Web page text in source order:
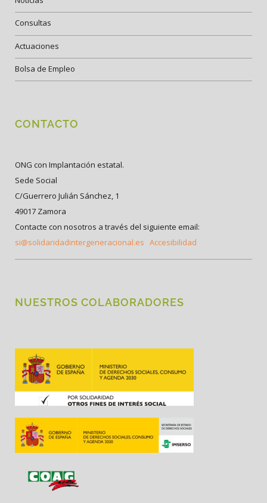
Consultas
Actuaciones
Bolsa de Empleo
CONTACTO
ONG con Implantación estatal.
Sede Social
C/Guerrero Julián Sánchez, 1
49017 Zamora
Contacte con nosotros a través del siguiente email:
si@solidaridadintergeneracional.es Accesibilidad
NUESTROS COLABORADORES